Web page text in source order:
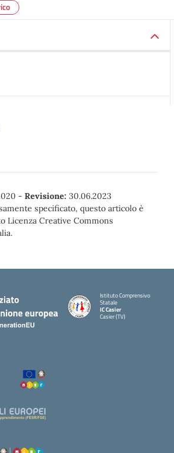
- Revisione: 30.06.2023
specificato, questo articolo è
Licenza Creative Commons
Istituto Comprensivo
Statale
IC Casier
Casier (TV)